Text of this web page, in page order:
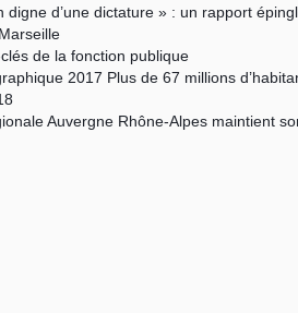
digne d’une dictature » : un rapport
de la fonction publique
2017 Plus de 67 millions
Auvergne Rhône-Alpes maintient